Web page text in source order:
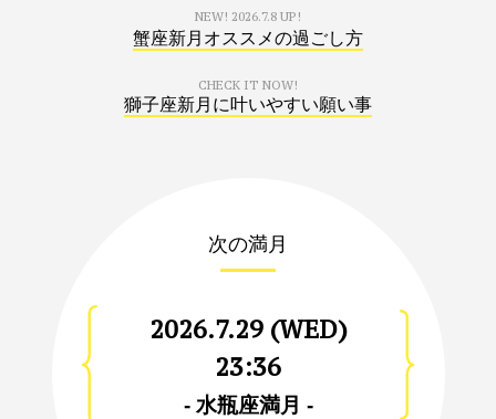
NEW! 2026.7.8 UP!
蟹座新月オススメの過ごし方
CHECK IT NOW!
獅子座新月に叶いやすい願い事
次の満月
2026.7.29 (WED)
23:36
- 水瓶座満月 -